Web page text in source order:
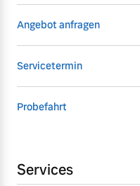
Angebot anfragen
Servicetermin
Probefahrt
Services